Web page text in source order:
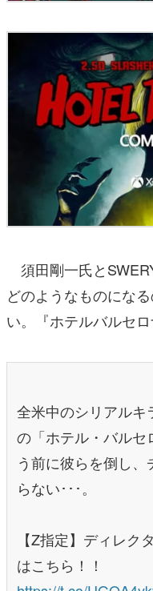
須田剛一氏と
どのようなものにな
い。『ホテルバルセ
全米中のシリアル
の「ホテル・バルセ
う前に彼らを倒し
らない･･･。
【Z指定】ディレク
はこちら！！